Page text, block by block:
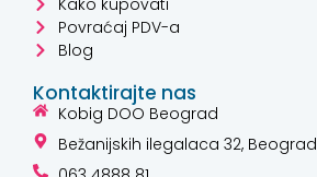
Povraćaj PDV-a
Blog
Kontaktirajte nas
Kobig DOO Beograd
Bežanijskih ilegalaca 32, Beograd